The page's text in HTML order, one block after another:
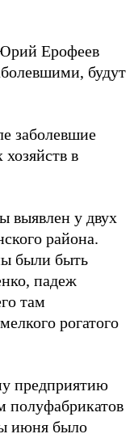
Ерофеев
будут
заболевшие
в
выявлен у двух
района.
были быть
падеж
там
рогатого
предприятию
полуфабрикатов
июня было